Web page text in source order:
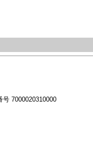
7000020310000